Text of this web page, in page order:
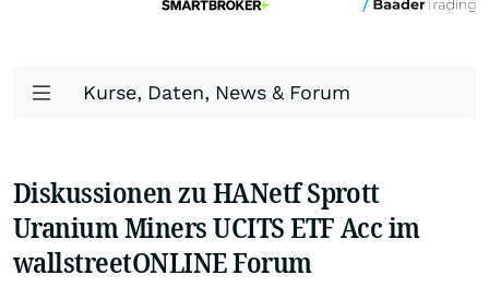
Kurse, Daten, News & Forum
Diskussionen zu HANetf Sprott
Uranium Miners UCITS ETF Acc im
wallstreetONLINE Forum